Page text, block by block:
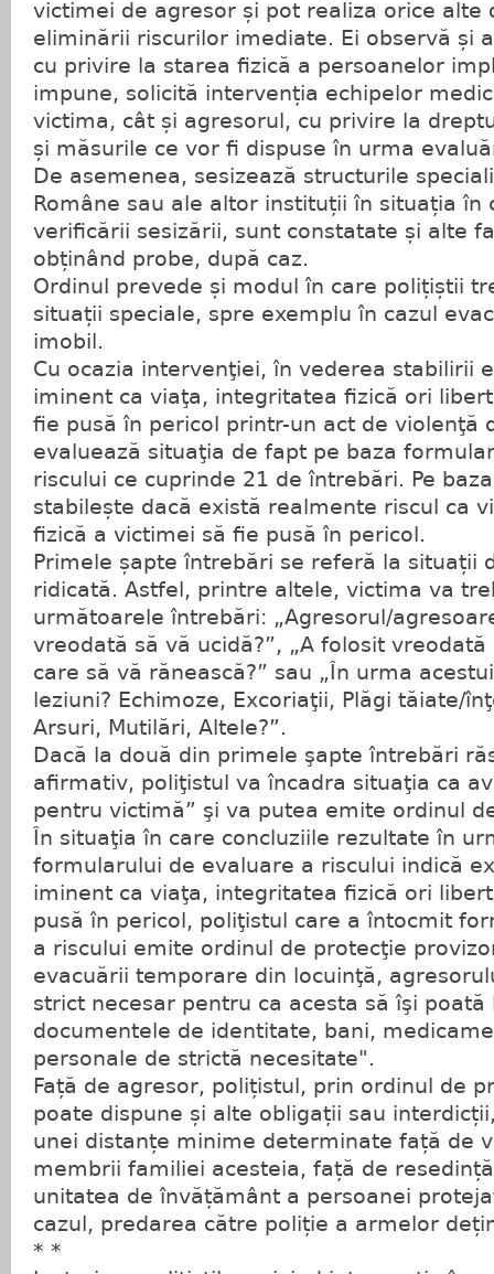
victimei de agresor și pot realiza orice alte
eliminării riscurilor imediate. Ei observă și
cu privire la starea fizică a persoanelor
impune, solicită intervenția echipelor
victima, cât și agresorul, cu privire la
și măsurile ce vor fi dispuse în urma
De asemenea, sesizează structurile
Române sau ale altor instituții în situația în
verificării sesizării, sunt constatate și alte
obținând probe, după caz.
Ordinul prevede și modul în care polițiștii
situații speciale, spre exemplu în cazul
imobil.
Cu ocazia intervenţiei, în vederea stabilirii
iminent ca viaţa, integritatea fizică ori
fie pusă în pericol printr-un act de violenţă
evaluează situaţia de fapt pe baza
riscului ce cuprinde 21 de întrebări. Pe
stabilește dacă există realmente riscul ca
fizică a victimei să fie pusă în pericol.
Primele șapte întrebări se referă la situații
ridicată. Astfel, printre altele, victima va
următoarele întrebări: „Agresorul/
vreodată să vă ucidă?”, „A folosit
care să vă rănească?” sau „În urma
leziuni? Echimoze, Excoriaţii, Plăgi tăiate/
Arsuri, Mutilări, Altele?”.
Dacă la două din primele şapte întrebări
afirmativ, poliţistul va încadra situaţia ca
pentru victimă” şi va putea emite ordinul
În situaţia în care concluziile rezultate în
formularului de evaluare a riscului indică
iminent ca viaţa, integritatea fizică ori
pusă în pericol, poliţistul care a întocmit
a riscului emite ordinul de protecţie
evacuării temporare din locuinţă,
strict necesar pentru ca acesta să îşi poată
documentele de identitate, bani,
personale de strictă necesitate".
Față de agresor, polițistul, prin ordinul de
poate dispune și alte obligații sau
unei distanțe minime determinate față de
membrii familiei acesteia, față de
unitatea de învățământ a persoanei
cazul, predarea către poliție a armelor
* *